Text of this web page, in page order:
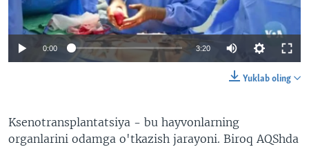
VIDEO
XABARLAR SURATLARDA
ODNOKLASSNIKI
TELEGRAM
TWITTER
0:00 3:20
Yuklab oling
Ksenotransplantatsiya - bu hayvonlarning
organlarini odamga o'tkazish jarayoni. Biroq AQShda